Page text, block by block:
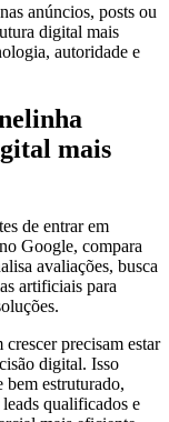
anúncios, posts ou
digital mais
autoridade e
mais
de entrar em
Google, compara
avaliações, busca
artificiais para
crescer precisam estar
digital. Isso
bem estruturado,
qualificados e